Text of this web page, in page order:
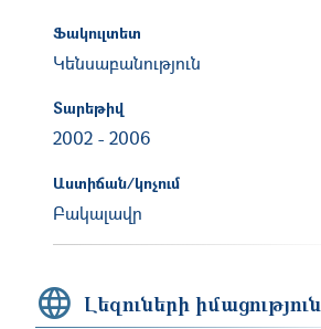
Ֆակուլտետ
Կենսաբանություն
Տարեթիվ
2002 - 2006
Աստիճան/կոչում
Բակալավր
Լեզուների իմացություն